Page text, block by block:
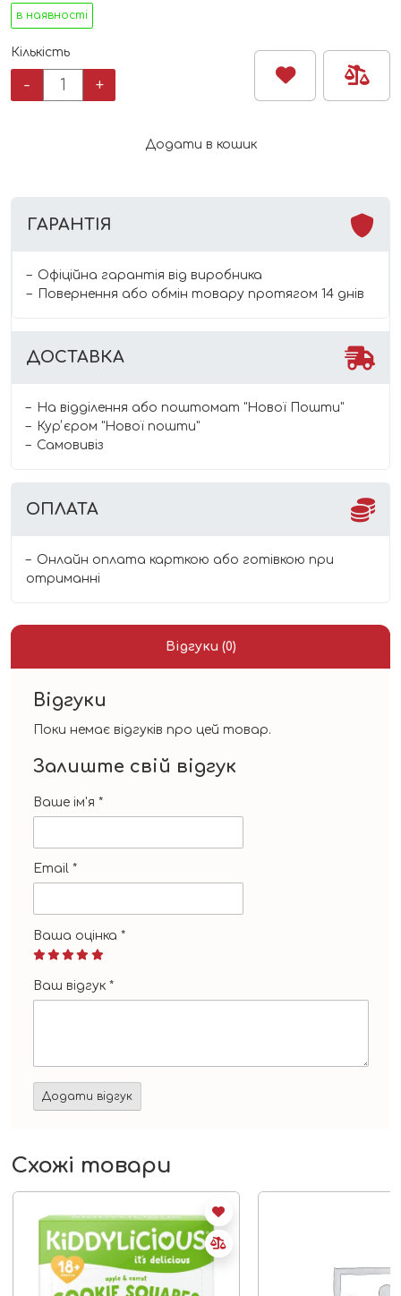
в наявності
Кількість
-
Вафелька+
Додати в кошик
ГАРАНТІЯ
Офіційна гарантія від виробника
Повернення або обмін товару протягом 14 днів
ДОСТАВКА
На відділення або поштомат "Нової Пошти"
Курʼєром "Нової пошти"
Самовивіз
ОПЛАТА
Онлайн оплата карткою або готівкою при
отриманні
Відгуки (0)
Відгуки
Поки немає відгуків про цей товар.
Залиште свій відгук
Ваше ім'я *
Email *
Ваша оцінка *
Ваш відгук *
Схожі товари